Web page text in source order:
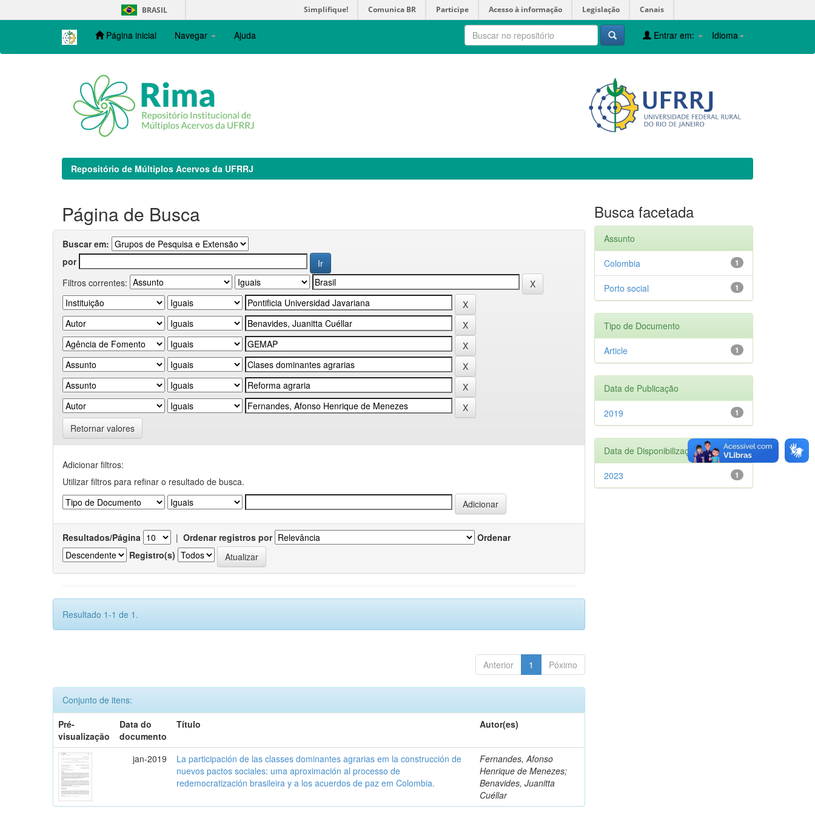
navigation
BRASIL Simplifique! Comunica BR Participe Acesso à informação Legislação Canais
Página inicial Navegar Ajuda Idioma
Entrar em:
Repositório de Múltiplos Acervos da UFRRJ
Página de Busca
Buscar em:
por
Filtros correntes:
Retornar valores
Adicionar filtros:
Utilizar filtros para refinar o resultado de busca.
Resultados/Página | Ordenar registros por
Ordenar
Registro(s)
Resultado 1-1 de 1.
Anterior 1 Póximo
Conjunto de itens:
Pré-
visualização
Data do
documento
Título Autor(es)
jan-2019
La participación de las classes dominantes agrarias em la construcción de
nuevos pactos sociales: uma aproximación al processo de
redemocratización brasileira y a los acuerdos de paz em Colombia.
Fernandes, Afonso
Henrique de Menezes;
Benavides, Juanitta
Cuéllar
Busca facetada
Assunto
1
Colombia
1
Porto social
Tipo de Documento
1
Article
Data de Publicação
1
2019
Data de Disponibilização
1
2023